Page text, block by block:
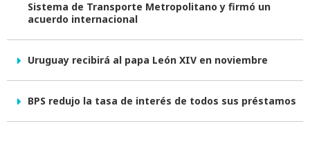
Sistema de Transporte Metropolitano y firmó un
acuerdo internacional
Uruguay recibirá al papa León XIV en noviembre
BPS redujo la tasa de interés de todos sus préstamos